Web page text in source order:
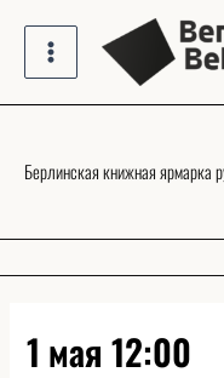
content Main
Берлинская книжная ярмарка
1 мая 12:00